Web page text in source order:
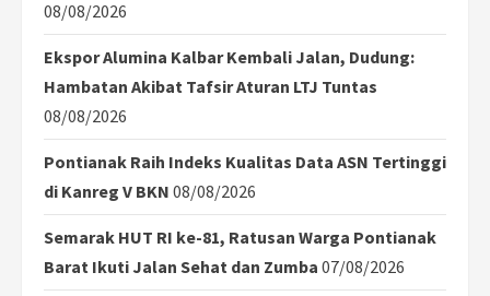
08/08/2026
Ekspor Alumina Kalbar Kembali Jalan, Dudung:
Hambatan Akibat Tafsir Aturan LTJ Tuntas
08/08/2026
Pontianak Raih Indeks Kualitas Data ASN Tertinggi
di Kanreg V BKN 08/08/2026
Semarak HUT RI ke-81, Ratusan Warga Pontianak
Barat Ikuti Jalan Sehat dan Zumba 07/08/2026